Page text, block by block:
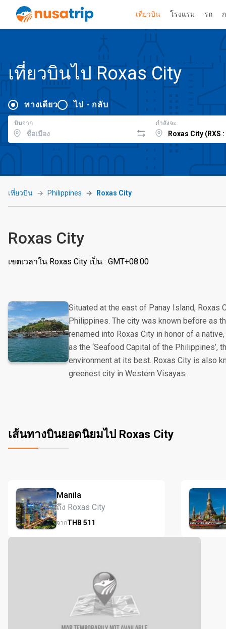
เที่ยวบิน โรงแรม รถ
เที่ยวบินไป Roxas City
ทางเดียว ไป - กลับ
บินจาก กำลังจะ
เที่ยวบิน Philippines Roxas City
Roxas City
เขตเวลาใน Roxas City เป็น : GMT+08:00
Situated at the east of Panay Island, Roxas
Philippines. The city was known before as
renamed into Roxas City in honor of a
as the ‘Seafood Capital of the Philippines’,
environment at its best. Roxas City is also
greenest city in Western Visayas.
เส้นทางบินยอดนิยมไป Roxas City
Manila
ถึง Roxas City
จากTHB 511